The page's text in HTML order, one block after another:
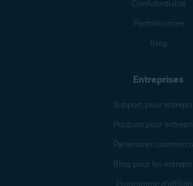
Confidentialité
Performances
Blog
Entreprises
Support pour
Produits pour
Partenaires
Blog pour les
Programme